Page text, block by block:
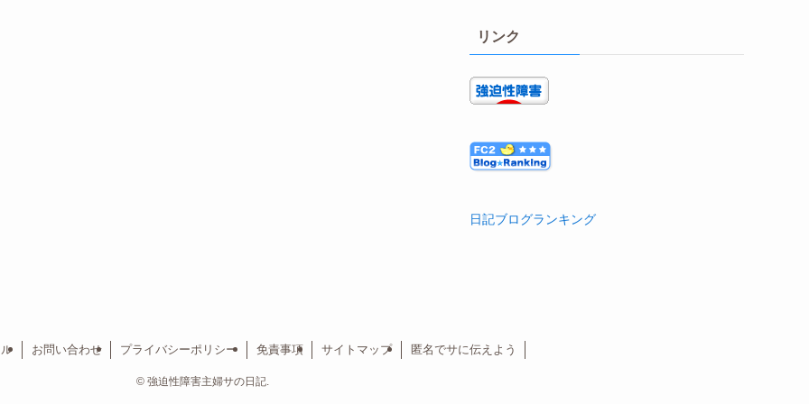
リンク
日記ブログランキング
お問い合わせ プライバシーポリシー 免責事項 サイトマップ 匿名でサに伝えよう
©強迫性障害主婦サの日記.